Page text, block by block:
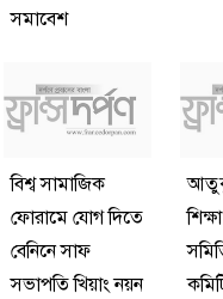
সমাবেশ
বিশ্ব সামাজিক
ফোরামে যোগ দিতে
বেনিনে সাফ
সভাপতি খিয়াং নয়ন